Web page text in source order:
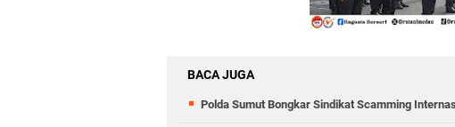
BACA JUGA
Polda Sumut Bongkar Sindikat Scamming